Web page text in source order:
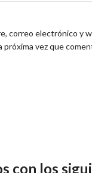
correo electrónico y
próxima vez que
con los